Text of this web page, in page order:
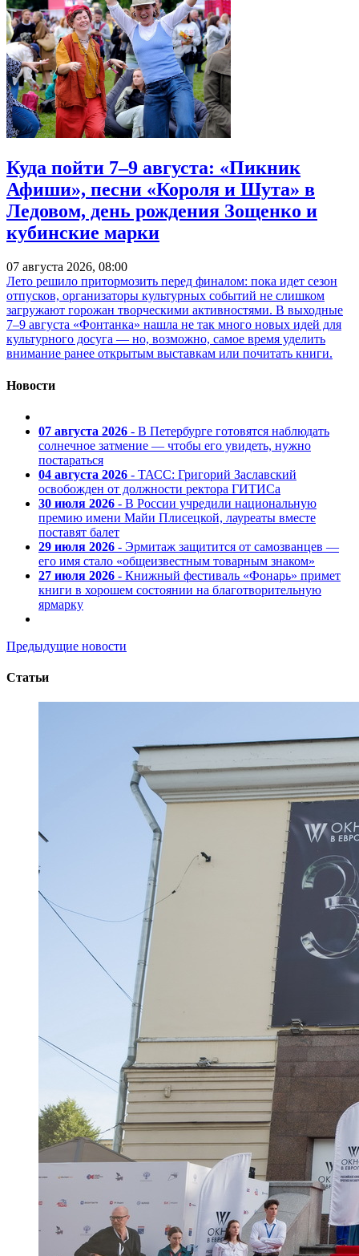
Куда пойти 7–9 августа: «Пикник
Афиши», песни «Короля и Шута» в
Ледовом, день рождения Зощенко и
кубинские марки
07 августа 2026, 08:00
Лето решило притормозить перед финалом: пока идет сезон
отпусков, организаторы культурных событий не слишком
загружают горожан творческими активностями. В выходные
7–9 августа «Фонтанка» нашла не так много новых идей для
культурного досуга — но, возможно, самое время уделить
внимание ранее открытым выставкам или почитать книги.
Новости
07 августа 2026 - В Петербурге готовятся наблюдать
солнечное затмение — чтобы его увидеть, нужно
постараться
04 августа 2026 - ТАСС: Григорий Заславский
освобожден от должности ректора ГИТИСа
30 июля 2026 - В России учредили национальную
премию имени Майи Плисецкой, лауреаты вместе
поставят балет
29 июля 2026 - Эрмитаж защитится от самозванцев —
его имя стало «общеизвестным товарным знаком»
27 июля 2026 - Книжный фестиваль «Фонарь» примет
книги в хорошем состоянии на благотворительную
ярмарку
Предыдущие новости
Статьи